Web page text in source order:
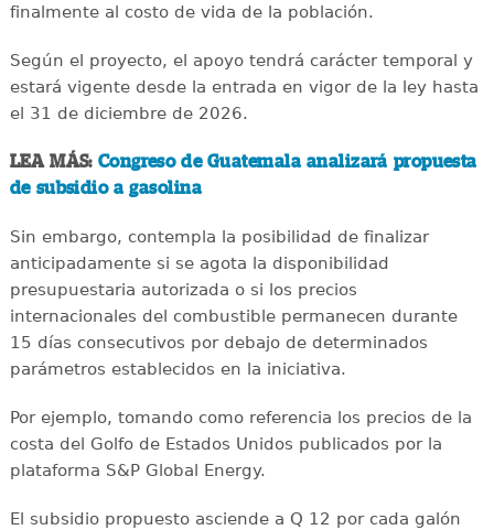
finalmente al costo de vida de la población.
Según el proyecto, el apoyo tendrá carácter temporal y
estará vigente desde la entrada en vigor de la ley hasta
el 31 de diciembre de 2026.
LEA MÁS: Congreso de Guatemala analizará propuesta
de subsidio a gasolina
Sin embargo, contempla la posibilidad de finalizar
anticipadamente si se agota la disponibilidad
presupuestaria autorizada o si los precios
internacionales del combustible permanecen durante
15 días consecutivos por debajo de determinados
parámetros establecidos en la iniciativa.
Por ejemplo, tomando como referencia los precios de la
costa del Golfo de Estados Unidos publicados por la
plataforma S&P Global Energy.
El subsidio propuesto asciende a Q 12 por cada galón